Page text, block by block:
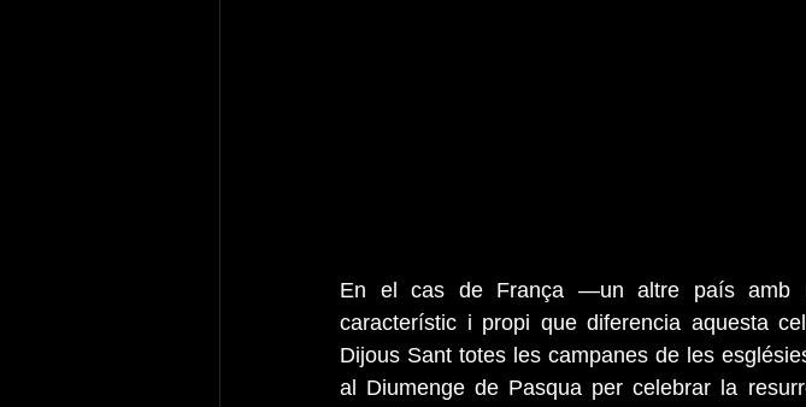
En el cas de França —un altre país amb
característic i propi que diferencia aquesta
Dijous Sant totes les campanes de les
al Diumenge de Pasqua per celebrar la